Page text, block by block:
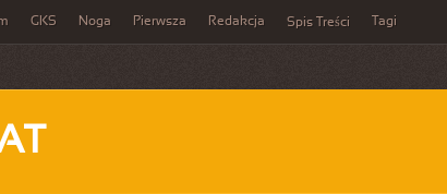
GKS Noga Pierwsza Redakcja Spis Treści Tagi